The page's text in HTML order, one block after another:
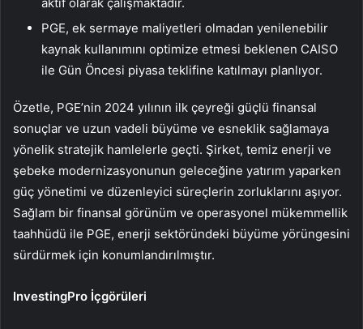
PGE, ek sermaye maliyetleri olmadan yenilenebilir
kaynak kullanımını optimize etmesi beklenen CAISO
ile Gün Öncesi piyasa teklifine katılmayı planlıyor.
Özetle, PGE’nin 2024 yılının ilk çeyreği güçlü finansal
sonuçlar ve uzun vadeli büyüme ve esneklik sağlamaya
yönelik stratejik hamlelerle geçti. Şirket, temiz enerji ve
şebeke modernizasyonunun geleceğine yatırım yaparken
güç yönetimi ve düzenleyici süreçlerin zorluklarını aşıyor.
Sağlam bir finansal görünüm ve operasyonel mükemmellik
taahhüdü ile PGE, enerji sektöründeki büyüme yörüngesini
sürdürmek için konumlandırılmıştır.
InvestingPro İçgörüleri